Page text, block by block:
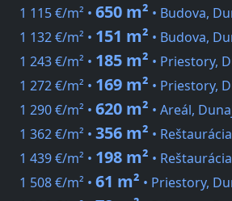
1 115 €/m² • 650 m² • Budova,
1 132 €/m² • 151 m² • Budova,
1 243 €/m² • 185 m² • Priestory,
1 272 €/m² • 169 m² • Priestory,
1 290 €/m² • 620 m² • Areál,
1 362 €/m² • 356 m² •
1 439 €/m² • 198 m² •
1 508 €/m² • 61 m² • Priestory,